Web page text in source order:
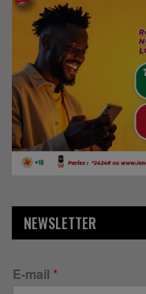
NEWSLETTER
E-mail *